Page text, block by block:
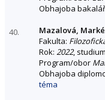
Obhajoba
40.
Mazalová,
Fakulta:
Rok: 2022, studium
Program/obor
Obhajoba
téma